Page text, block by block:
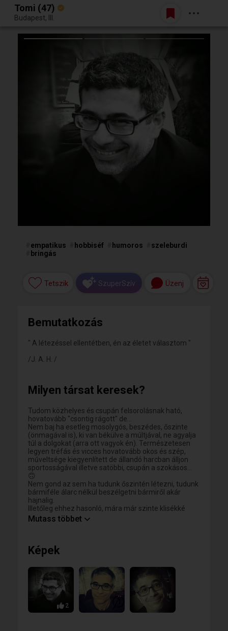
Egy jó randiból bármi lehet.
Belépés
Tomi (47)
Budapest, III.
empatikus hobbiséf humoros
szeleburdi
bringás
Tetszik SzuperSzív Üzenj
Bemutatkozás
" A létezéssel ellentétben, én az életet választom "
/J. A. H. /
Milyen társat keresek?
Tudom közhelyes és csupán felsorolásnak ható,
hovatovább "csontig rágott" de...
Nem baj ha esetleg mosolygós, beszédes, őszinte
(önmagával is), ki van békülve a múltjával, ne agyalja
túl a dolgokat (arra ott vagyok én). Természetesen
legyen tréfás és vicces hovatovább okos és szép,
műveltsége kiegyenlített de állandó harcban álljon
sportosságával illetve satöbbi, csupán a szokásos...
🙃
Nem gond az sem ha tudunk őszintén létezni, tudunk
bármiféle álarc nélkül beszélgetni bármiről akár
hajnalig.
Illetőleg ehhez hasonló, mára már szinte klisékké
sikkasztott szokásos
elegendő] mert nekem egyelőre nincs rá
lehetőségem... Elnézést érte 🙃) szép napot!
Mutass többet
Képek
2